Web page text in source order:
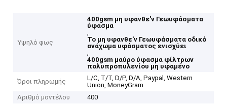
Υψηλό φως
400gsm μη υφανθε'ν Γεωυφάσματα
ύφασμα
,
Το μη υφανθε'ν Γεωυφάσματα οδικό
ανάχωμα υφάσματος ενισχύει
,
400gsm μαύρο ύφασμα φίλτρων
πολυπροπυλενίου μη υφαμένο
Όροι πληρωμής
L/C, T/T, D/P, D/A, Paypal, Western
Union, MoneyGram
Αριθμό μοντέλου
400